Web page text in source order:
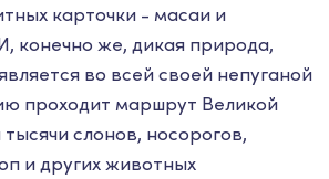
карточки - масаи и
конечно же, дикая природа,
во всей своей непуганой
проходит маршрут Великой
слонов, носорогов,
и других животных